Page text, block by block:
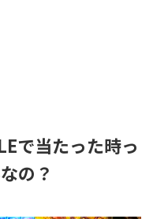
で当たった時っ
の？